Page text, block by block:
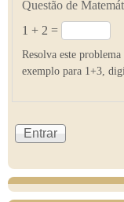
Questão de
1 + 2 =
Resolva este
exemplo para 1+3,